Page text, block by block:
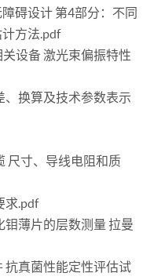
碍设计 第4部分：不同
方法.pdf
设备 激光束偏振特性
、换算及技术参数表示
尺寸、导线电阻和质
求.pdf
钼薄片的层数测量 拉曼
抗真菌性能定性评估试